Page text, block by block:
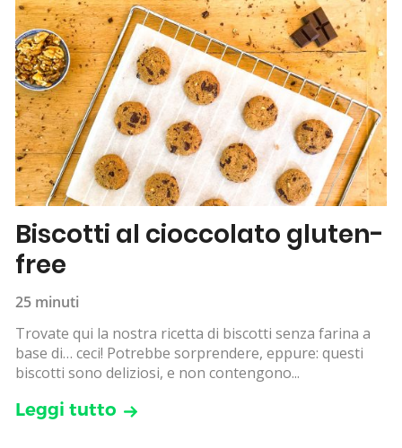
Biscotti al cioccolato gluten-
free
25 minuti
Trovate qui la nostra ricetta di biscotti senza farina a
base di… ceci! Potrebbe sorprendere, eppure: questi
biscotti sono deliziosi, e non contengono...
Leggi tutto